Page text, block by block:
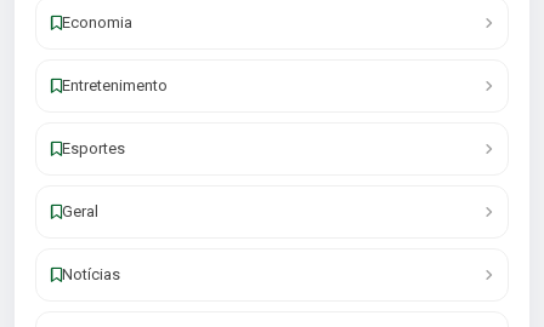
Economia
Entretenimento
Esportes
Geral
Notícias